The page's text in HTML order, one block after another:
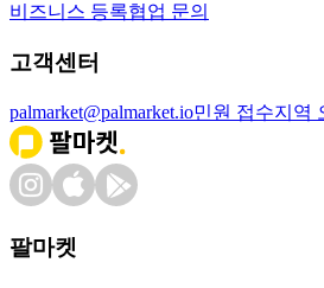
비즈니스 등록협업 문의
고객센터
palmarket@palmarket.io민원 접수지역
팔마켓